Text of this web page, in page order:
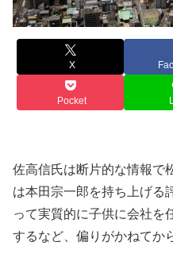
X
Pocket
佐高信氏は断片的な情報で
は本田宗一郎を持ち上げる
って実質的に子供に会社を
するなど、偏りがかねてか